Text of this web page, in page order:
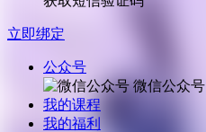
立即绑定
公众号
微信公众号
我的课程
我的福利